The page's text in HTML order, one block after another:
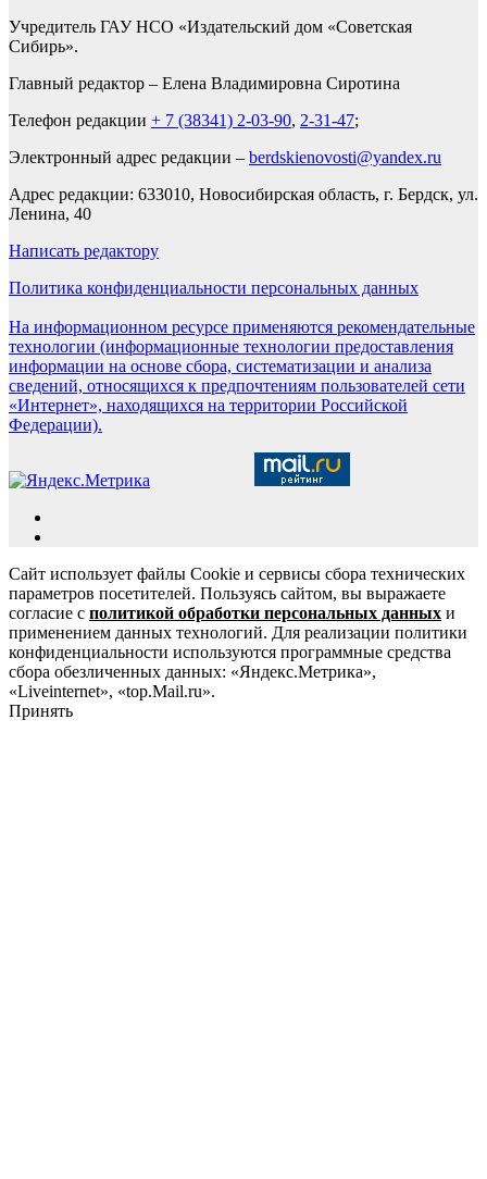
Учредитель ГАУ НСО «Издательский дом «Советская
Сибирь».
Главный редактор – Елена Владимировна Сиротина
Телефон редакции + 7 (38341) 2-03-90, 2-31-47;
Электронный адрес редакции – berdskienovosti@yandex.ru
Адрес редакции: 633010, Новосибирская область, г. Бердск, ул.
Ленина, 40
Написать редактору
Политика конфиденциальности персональных данных
На информационном ресурсе применяются рекомендательные
технологии (информационные технологии предоставления
информации на основе сбора, систематизации и анализа
сведений, относящихся к предпочтениям пользователей сети
«Интернет», находящихся на территории Российской
Федерации).
Сайт использует файлы Cookie и сервисы сбора технических
параметров посетителей. Пользуясь сайтом, вы выражаете
согласие с политикой обработки персональных данных и
применением данных технологий. Для реализации политики
конфиденциальности используются программные средства
сбора обезличенных данных: «Яндекс.Метрика»,
«Liveinternet», «top.Mail.ru».
Принять